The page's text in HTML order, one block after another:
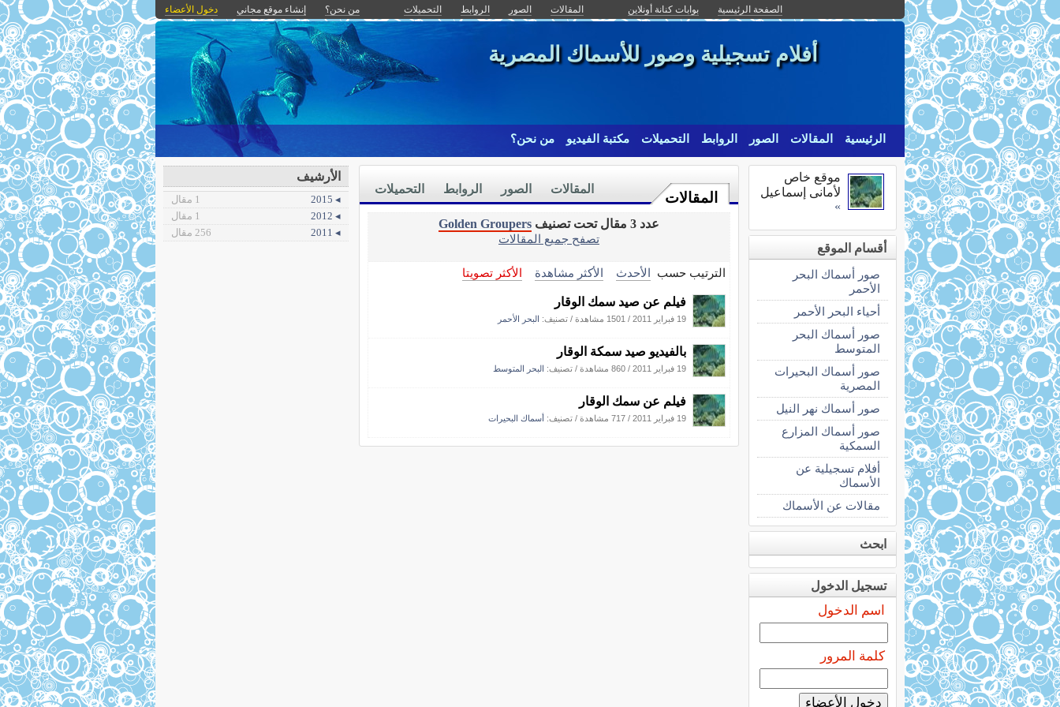
الصفحة الرئيسية بوابات كنانة أونلاين المقالات الصور الروابط التحميلات من نحن؟ إنشاء موقع مجاني دخول الأعضاء
أفلام تسجيلية وصور للأسماك المصرية
الرئيسية المقالات الصور الروابط التحميلات مكتبة الفيديو من نحن؟
المقالات
التحميلات الروابط الصور المقالات
عدد 3 مقال تحت تصنيف
Golden Groupers
تصفح جميع المقالات
الترتيب حسب الأحدث الأكثر مشاهدة الأكثر تصويتا
فيلم عن صيد سمك الوقار
19 فبراير 2011 / 1501 مشاهدة / تصنيف: البحر الأحمر
بالفيديو صيد سمكة الوقار
19 فبراير 2011 / 860 مشاهدة / تصنيف: البحر المتوسط
فيلم عن سمك الوقار
19 فبراير 2011 / 717 مشاهدة / تصنيف: أسماك البحيرات
موقع خاص
لأمانى إسماعيل
»
أقسام الموقع
صور أسماك البحر
الأحمر
أحياء البحر الأحمر
صور أسماك البحر
المتوسط
صور أسماك البحيرات
المصرية
صور أسماك نهر النيل
صور أسماك المزارع
السمكية
أفلام تسجيلية عن
الأسماك
مقالات عن الأسماك
ابحث
تسجيل الدخول
اسم الدخول
كلمة المرور
الأرشيف
◂ 2015
1 مقال
◂ 2012
1 مقال
◂ 2011
256 مقال